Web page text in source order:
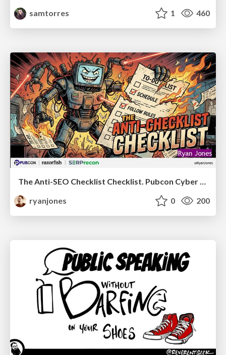
samtorres
1 460
The Anti-SEO Checklist Checklist. Pubcon Cyber Week
ryanjones
0 200